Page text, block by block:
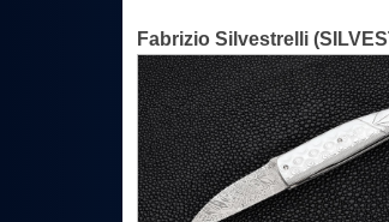
Fabrizio Silvestrelli